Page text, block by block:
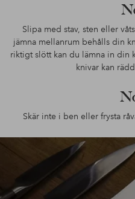
Slipa med stav, sten eller
jämna mellanrum behålls din
riktigt slött kan du lämna in din
knivar kan
Skär inte i ben eller frysta